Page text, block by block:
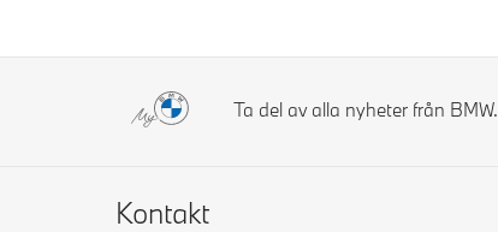
Ta del av alla nyheter från BMW.
Kontakt